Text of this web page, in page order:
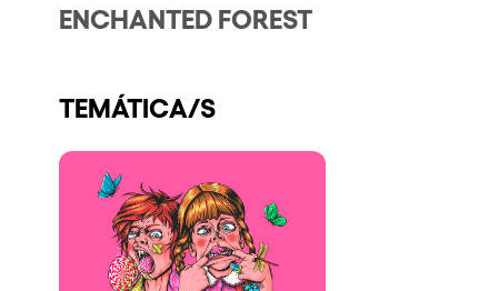
Sostenibilidad
¿Quieres trabajar con nosotros?
elrow News
Síguenos en tiktok
Síguenos en facebook
Síguenos en instagram
Síguenos en twitter
Síguenos en linkedin
Síguenos en youtube
ENCHANTED FOREST
TEMÁTICA/S